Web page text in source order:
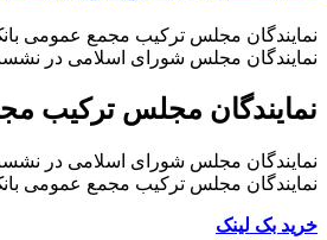
نمایندگان مجلس ترکیب مجمع عمومی
نمایندگان مجلس شورای اسلامی در
نمایندگان مجلس ترکیب
نمایندگان مجلس شورای اسلامی در
نمایندگان مجلس ترکیب مجمع عمومی
خرید بک لینک